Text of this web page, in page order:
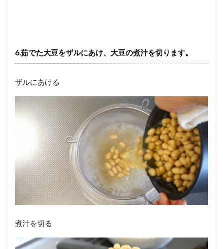
6.茹でた大豆をザルにあけ、大豆の煮汁を切ります。
ザルにあける
煮汁を切る